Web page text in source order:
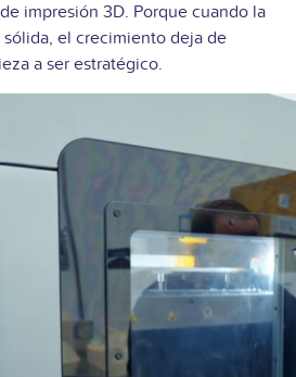
impresión 3D. Porque cuando la
el crecimiento deja de
a ser estratégico.